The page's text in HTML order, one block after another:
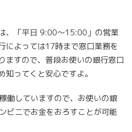
、「平日 9:00～15:00」の営業
によっては17時まで窓口業務を
ますので、普段お使いの銀行窓口
ってくと安心ですよ。
働していますので、お使いの銀
ビニでお金をおろすことが可能